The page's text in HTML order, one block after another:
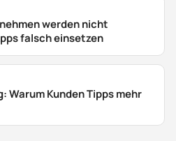
werden nicht
falsch einsetzen
Warum Kunden Tipps mehr